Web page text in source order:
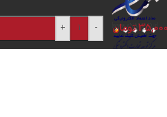
تومان -
+